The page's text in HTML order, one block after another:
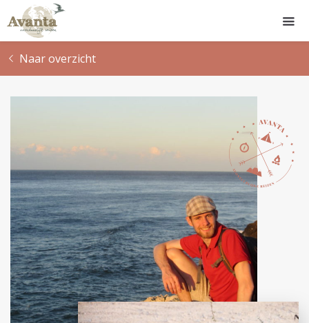
Naar overzicht